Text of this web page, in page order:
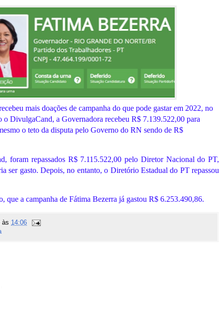
mais doações de campanha do que pode gastar em 2022, no
o DivulgaCand, a Governadora recebeu R$ 7.139.522,00 para
o teto da disputa pelo Governo do RN sendo de R$
foram repassados R$ 7.115.522,00 pelo Diretor Nacional do PT,
ser gasto. Depois, no entanto, o Diretório Estadual do PT repassou
que a campanha de Fátima Bezerra já gastou R$ 6.253.490,86.
às 14:06